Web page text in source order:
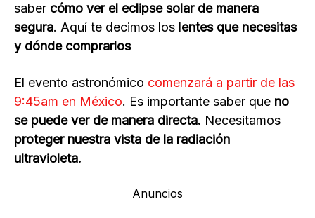
saber cómo ver el eclipse solar de manera
segura. Aquí te decimos los lentes que necesitas
y dónde comprarlos
El evento astronómico comenzará a partir de las
9:45am en México. Es importante saber que no
se puede ver de manera directa. Necesitamos
proteger nuestra vista de la radiación
ultravioleta.
Anuncios